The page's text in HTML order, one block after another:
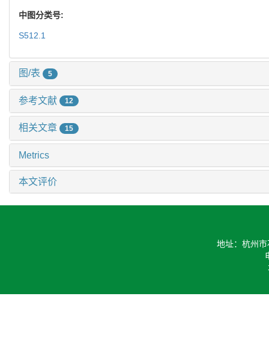
中图分类号:
S512.1
图/表 5
参考文献 12
相关文章 15
Metrics
本文评价
地址：杭州